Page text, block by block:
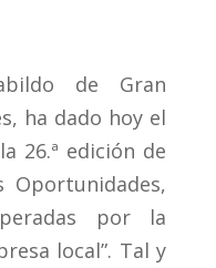
de Gran
ha dado hoy el
26.ª edición de
Oportunidades,
por la
local”. Tal y